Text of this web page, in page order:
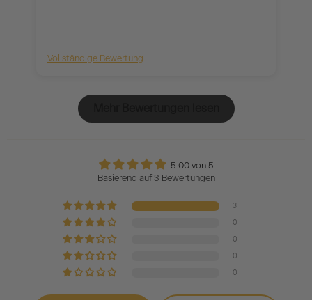
Vollständige Bewertung
5.00 von 5
Basierend auf 3 Bewertungen
3
0
0
0
0